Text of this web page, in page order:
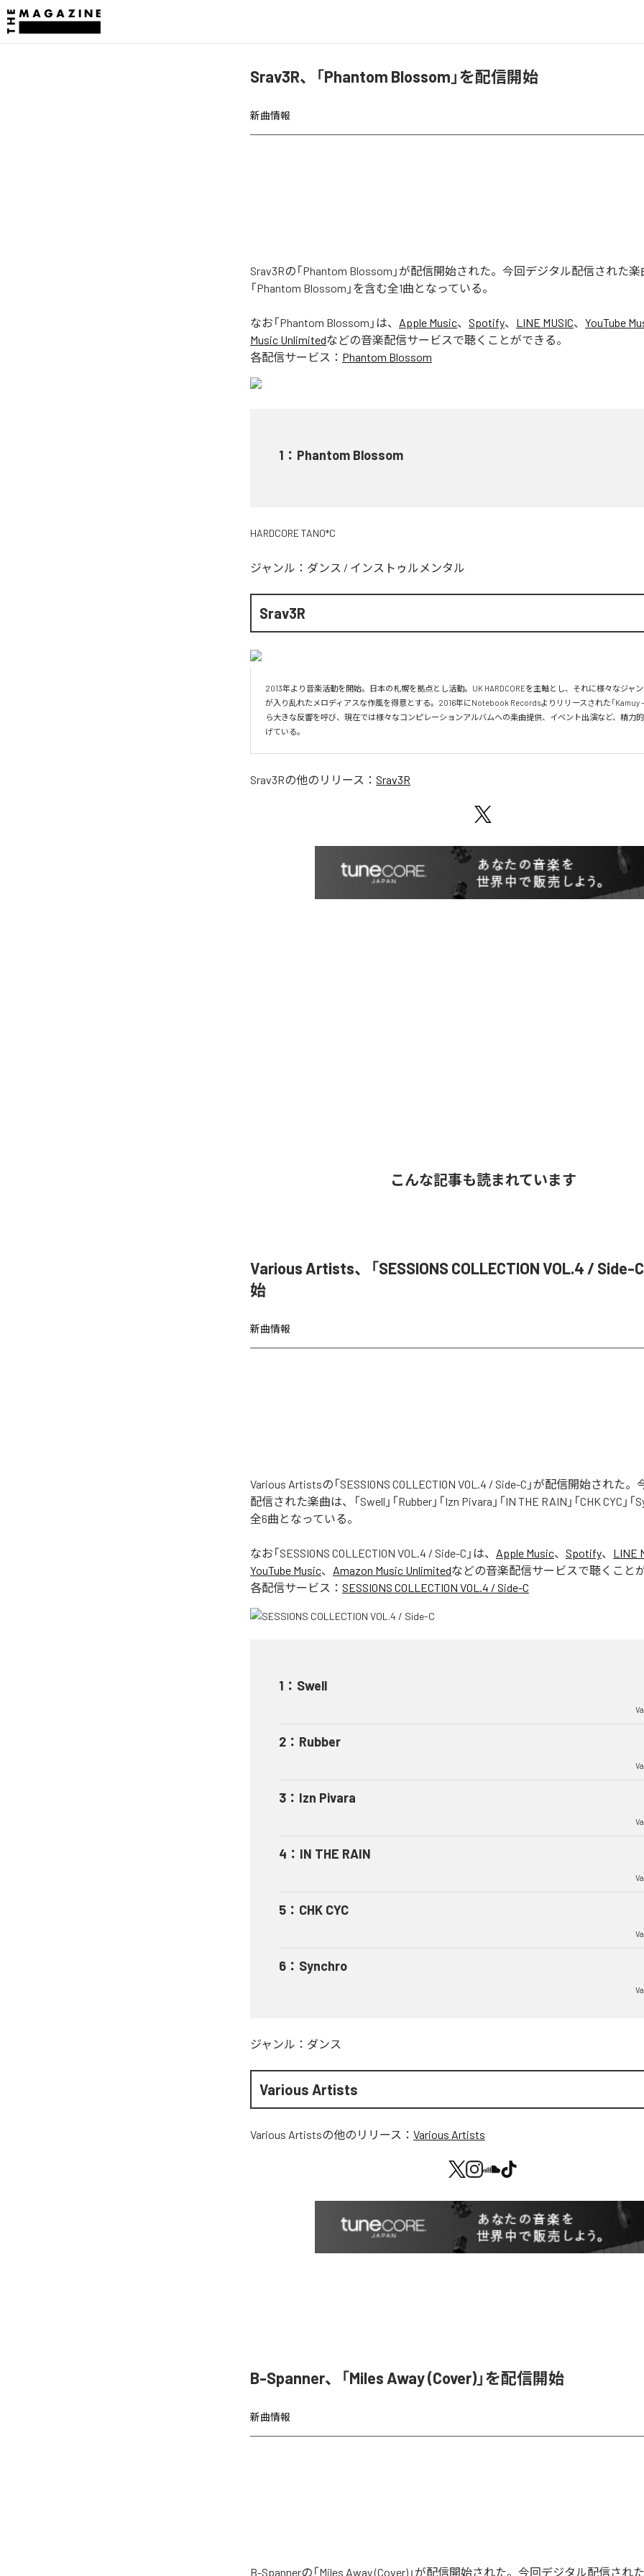
Srav3R、「Phantom Blossom」を配信開始
新曲情報
Srav3Rの「Phantom Blossom」が配信開始された。今回デジタル配信された楽
「Phantom Blossom」を含む全1曲となっている。
なお「Phantom Blossom 」は、 Apple Music、 Spotify、 LINE MUSIC、 YouTube
Music Unlimitedなどの音楽配信サービスで聴くことができる。
各配信サービス： Phantom Blossom
1 ： Phantom Blossom
HARDCORE TANO*C
ジャンル： ダンス / インストゥルメンタル
Srav3R
2013年より音楽活動を開始。日本の札幌を拠点とし活動。UK HARDCOREを主軸とし、それに様々なジャ
が入り乱れたメロディアスな作風を得意とする。2016年にNotebook Recordsよりリリースされた「Kamuy -
ら大きな反響を呼び、現在では様々なコンピレーションアルバムへの楽曲提供、イベント出演など、精力
げている。
Srav3Rの他のリリース： Srav3R
こんな記事も読まれています
Various Artists、「SESSIONS COLLECTION VOL.4 / Side-
始
新曲情報
Various Artistsの「SESSIONS COLLECTION VOL.4 / Side-C」が配信開始された
配信された楽曲は、「Swell」「Rubber」「Izn Pivara」「IN THE RAIN」「CHK CYC」
全6曲となっている。
なお「SESSIONS COLLECTION VOL.4 / Side-C 」は、 Apple Music、 Spotify、 LINE
YouTube Music、 Amazon Music Unlimitedなどの音楽配信サービスで聴くこと
各配信サービス： SESSIONS COLLECTION VOL.4 / Side-C
1 ： Swell
2 ： Rubber
3 ： Izn Pivara
4 ： IN THE RAIN
5 ： CHK CYC
6 ： Synchro
ジャンル： ダンス
Various Artists
Various Artistsの他のリリース： Various Artists
B-Spanner、「Miles Away (Cover)」を配信開始
新曲情報
B-Spannerの「Miles Away (Cover)」が配信開始された。今回デジタル配信され